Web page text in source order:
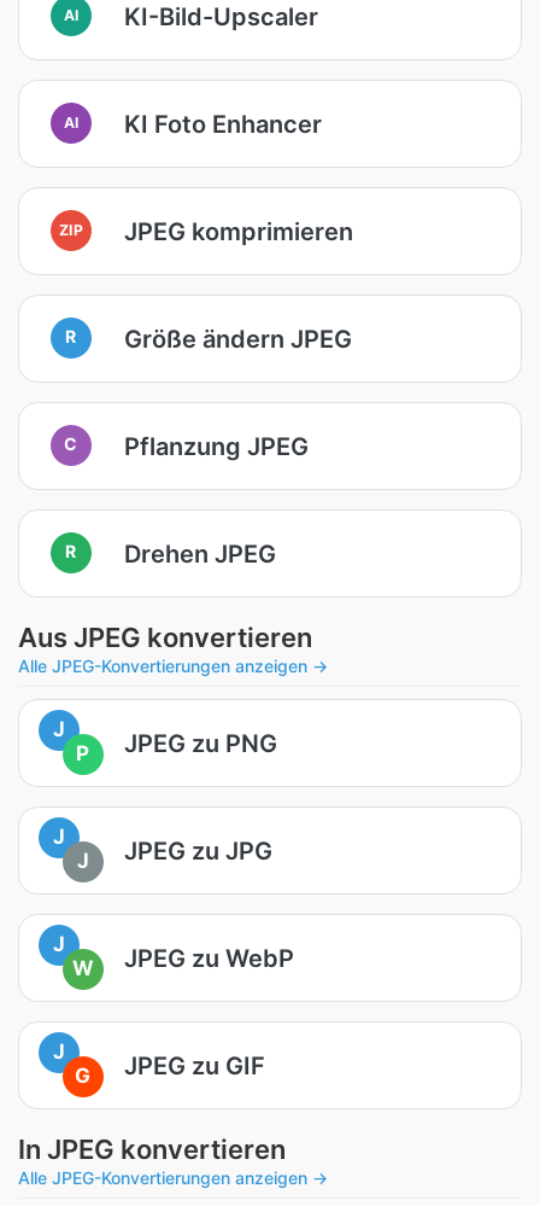
AI KI-Bild-Upscaler
AI KI Foto Enhancer
ZIP JPEG komprimieren
R Größe ändern JPEG
C Pflanzung JPEG
R Drehen JPEG
Aus JPEG konvertieren
Alle JPEG-Konvertierungen anzeigen →
J
P
JPEG zu PNG
J
J
JPEG zu JPG
J
W
JPEG zu WebP
J
G
JPEG zu GIF
In JPEG konvertieren
Alle JPEG-Konvertierungen anzeigen →